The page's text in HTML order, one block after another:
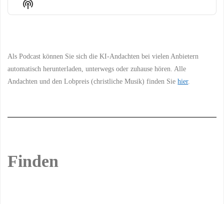
Show
Podcast
Als Podcast können Sie sich die KI-Andachten bei vielen Anbietern
automatisch herunterladen, unterwegs oder zuhause hören. Alle
Andachten und den Lobpreis (christliche Musik) finden Siehier.
Finden